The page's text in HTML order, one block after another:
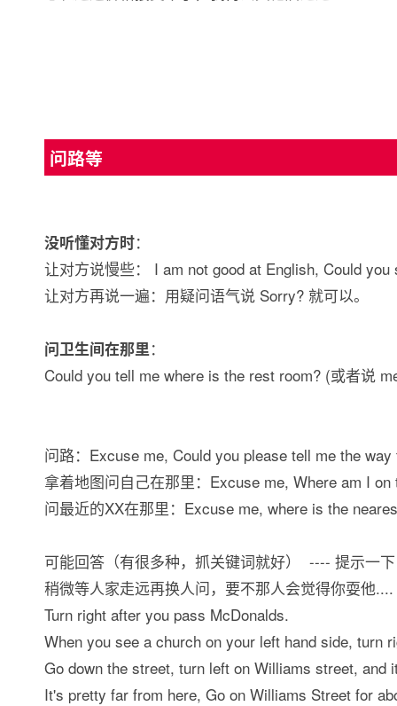
问路等
没听懂对方时：
让对方说慢些： I am not good at English, Could you
让对方再说一遍：用疑问语气说 Sorry? 就可以。
问卫生间在那里：
Could you tell me where is the rest room? (或者说
问路：Excuse me, Could you please tell me the
拿着地图问自己在那里：Excuse me, Where am I on
问最近的XX在那里：Excuse me, where is the
可能回答（有很多种，抓关键词就好） ---- 提示一
稍微等人家走远再换人问，要不那人会觉得你耍他....
Turn right after you pass McDonalds.
When you see a church on your left hand side, turn
Go down the street, turn left on Williams street,
It's pretty far from here, Go on Williams Street for